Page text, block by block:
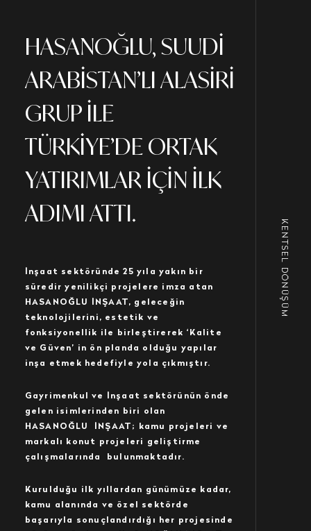
KENTSEL DÖNÜŞÜM
HASANOĞLU, SUUDİ
ARABİSTAN’LI ALASİRİ
GRUP İLE
TÜRKİYE’DE ORTAK
YATIRIMLAR İÇİN İLK
ADIMI ATTI.
İnşaat sektöründe 25 yıla yakın bir
süredir yenilikçi projelere imza atan
HASANOĞLU İNŞAAT, geleceğin
teknolojilerini, estetik ve
fonksiyonellik ile birleştirerek ‘Kalite
ve Güven’ in ön planda olduğu yapılar
inşa etmek hedefiyle yola çıkmıştır.
Gayrimenkul ve İnşaat sektörünün önde
gelen isimlerinden biri olan
HASANOĞLU İNŞAAT; kamu projeleri ve
markalı konut projeleri geliştirme
çalışmalarında bulunmaktadır.
Kurulduğu ilk yıllardan günümüze kadar,
kamu alanında ve özel sektörde
başarıyla sonuçlandırdığı her projesinde